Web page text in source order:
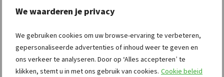
We waarderen je privacy
We gebruiken cookies om uw browse-ervaring te verbeteren,
gepersonaliseerde advertenties of inhoud weer te geven en
ons verkeer te analyseren. Door op ‘Alles accepteren’ te
klikken, stemt u in met ons gebruik van cookies. Cookie beleid
groep?
Zijn huisdieren toegestaan?